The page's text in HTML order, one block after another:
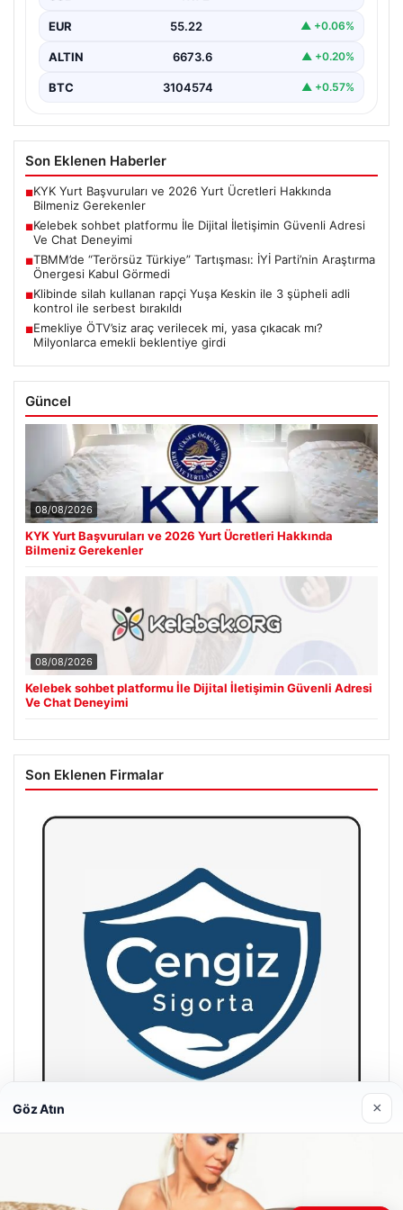
EUR 55.22 ▲ +0.06%
ALTIN 6673.6 ▲ +0.20%
BTC 3104574 ▲ +0.57%
Son Eklenen Haberler
■KYK Yurt Başvuruları ve 2026 Yurt Ücretleri Hakkında
Bilmeniz Gerekenler
■Kelebek sohbet platformu İle Dijital İletişimin Güvenli Adresi
Ve Chat Deneyimi
■TBMM’de “Terörsüz Türkiye” Tartışması: İYİ Parti’nin Araştırma
Önergesi Kabul Görmedi
■Klibinde silah kullanan rapçi Yuşa Keskin ile 3 şüpheli adli
kontrol ile serbest bırakıldı
■Emekliye ÖTV’siz araç verilecek mi, yasa çıkacak mı?
Milyonlarca emekli beklentiye girdi
Güncel
08/08/2026
KYK Yurt Başvuruları ve 2026 Yurt Ücretleri Hakkında
Bilmeniz Gerekenler
08/08/2026
Kelebek sohbet platformu İle Dijital İletişimin Güvenli Adresi
Ve Chat Deneyimi
Son Eklenen Firmalar
Göz Atın ×